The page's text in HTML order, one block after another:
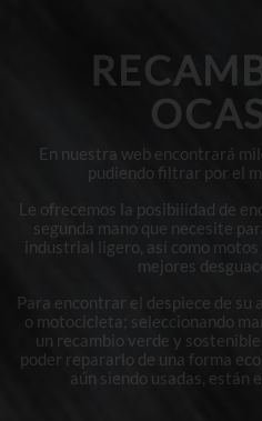
En nuestra web encontrará
pudiendo filtrar por el
Le ofrecemos la posibilidad de
segunda mano que necesite
industrial ligero, así como
mejores
Para encontrar el despiece de
o motocicleta; seleccionando
un recambio verde y
poder repararlo de una forma
aún siendo usadas, están